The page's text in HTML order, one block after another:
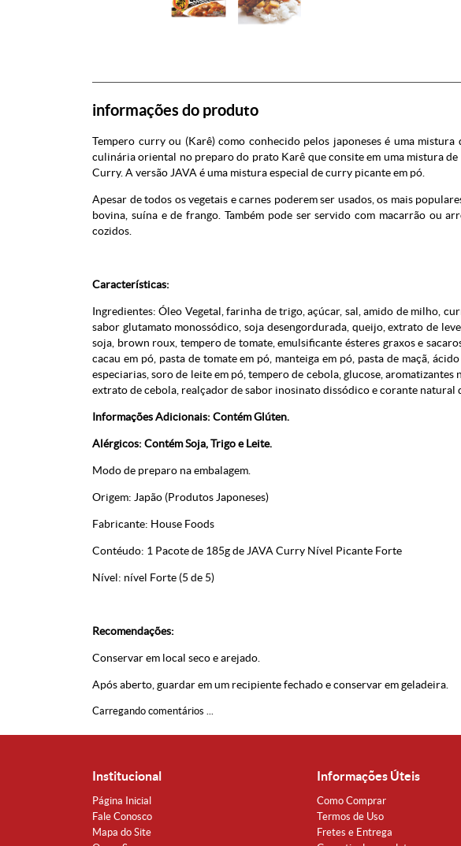
informações do produto
Tempero curry ou (Karê) como conhecido pelos japoneses é uma
culinária oriental no preparo do prato Karê que consite em uma mistura
Curry. A versão JAVA é uma mistura especial de curry picante em pó.
Apesar de todos os vegetais e carnes poderem ser usados, os mais
bovina, suína e de frango. Também pode ser servido com macarrão ou
cozidos.
Características:
Ingredientes: Óleo Vegetal, farinha de trigo, açúcar, sal, amido de milho,
sabor glutamato monossódico, soja desengordurada, queijo, extrato de
soja, brown roux, tempero de tomate, emulsificante ésteres graxos e
cacau em pó, pasta de tomate em pó, manteiga em pó, pasta de maçã,
especiarias, soro de leite em pó, tempero de cebola, glucose,
extrato de cebola, realçador de sabor inosinato dissódico e corante natural
Informações Adicionais: Contém Glúten.
Alérgicos: Contém Soja, Trigo e Leite.
Modo de preparo na embalagem.
Origem: Japão (Produtos Japoneses)
Fabricante: House Foods
Contéudo: 1 Pacote de 185g de JAVA Curry Nível Picante Forte
Nível: nível Forte (5 de 5)
Recomendações:
Conservar em local seco e arejado.
Após aberto, guardar em um recipiente fechado e conservar em geladeira.
Carregando comentários ...
Institucional
Página Inicial
Fale Conosco
Mapa do Site
Informações Úteis
Como Comprar
Termos de Uso
Fretes e Entrega